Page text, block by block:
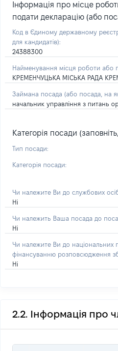
Інформація про місце
подати декларацію (або
Код в Єдиному державному
для кандидатів):
24388300
Найменування місця роботи або
КРЕМЕНЧУЦЬКА МІСЬКА РАДА
Займана посада (або посада, на
начальник управління з питань
Категорія посади
Тип посади:
Категорія посади:
Чи належите Ви до службових
Ні
Чи належить Ваша посада до
Ні
Чи належите Ви до національних
фінансуванню розповсюдження
Ні
2.2. Інформація про